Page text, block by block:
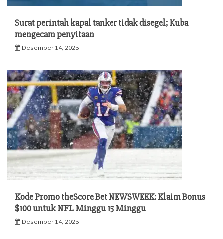
Surat perintah kapal tanker tidak disegel; Kuba
mengecam penyitaan
Desember 14, 2025
Kode Promo theScore Bet NEWSWEEK: Klaim Bonus
$100 untuk NFL Minggu 15 Minggu
Desember 14, 2025